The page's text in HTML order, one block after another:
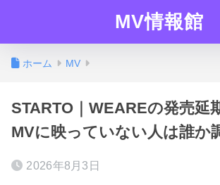
MV情報館
ホーム MV
STARTO｜WEAREの発売延
MVに映っていない人は誰か
2026年8月3日